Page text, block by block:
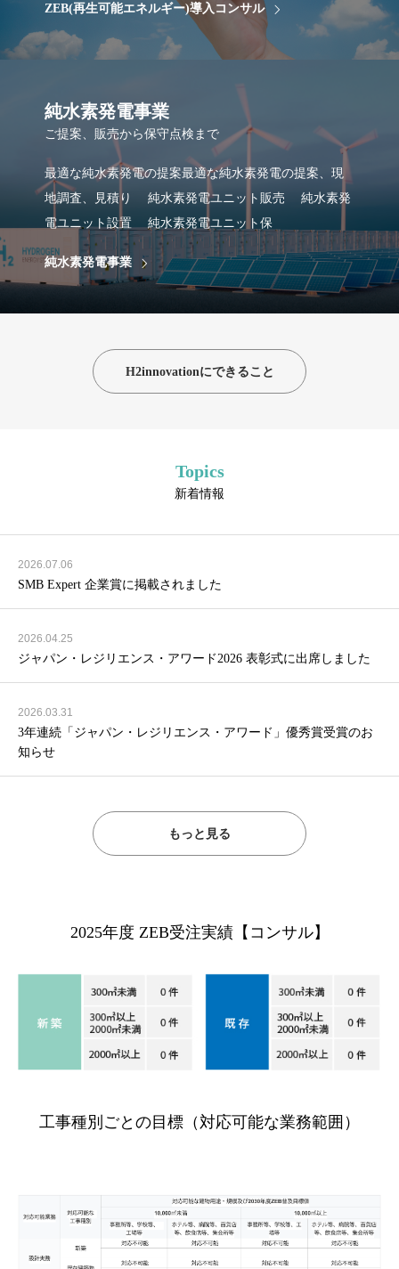
ZEB(再生可能エネルギー)導入コンサル
純水素発電事業
ご提案、販売から保守点検まで
最適な純水素発電の提案最適な純水素発電の提案、現
地調査、見積り 純水素発電ユニット販売 純水素発
電ユニット設置 純水素発電ユニット保
純水素発電事業
H2innovationにできること
Topics
新着情報
2026.07.06
SMB Expert 企業賞に掲載されました
2026.04.25
ジャパン・レジリエンス・アワード2026 表彰式に出席しました
2026.03.31
3年連続「ジャパン・レジリエンス・アワード」優秀賞受賞のお
知らせ
もっと見る
2025年度 ZEB受注実績【コンサル】
工事種別ごとの目標（対応可能な業務範囲）